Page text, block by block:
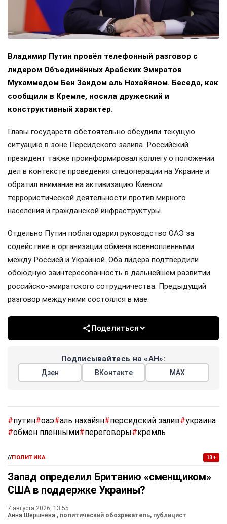
Владимир Путин провёл телефонный разговор с
лидером Объединённых Арабских Эмиратов
Мухаммедом Бен Заидом аль Нахайяном. Беседа, как
сообщили в Кремле, носила дружеский и
конструктивный характер.
Главы государств обстоятельно обсудили текущую
ситуацию в зоне Персидского залива. Российский
президент также проинформировал коллегу о положении
дел в контексте проведения спецоперации на Украине и
обратил внимание на активизацию Киевом
террористической деятельности против мирного
населения и гражданской инфраструктуры.
Отдельно Путин поблагодарил руководство ОАЭ за
содействие в организации обмена военнопленными
между Россией и Украиной. Оба лидера подтвердили
обоюдную заинтересованность в дальнейшем развитии
российско-эмиратского сотрудничества. Предыдущий
разговор между ними состоялся в мае.
Поделиться
Подписывайтесь на «АН»:
Дзен ВКонтакте МАХ
#путин#оаэ#аль нахайян#персидский залив#украина
#обмен пленными#переговоры#кремль
//ПОЛИТИКА 13+
Запад определил Британию «сменщиком»
США в поддержке Украины?
7 августа 2026, 13:55
Анна Шершнева , политический обозреватель, публицист